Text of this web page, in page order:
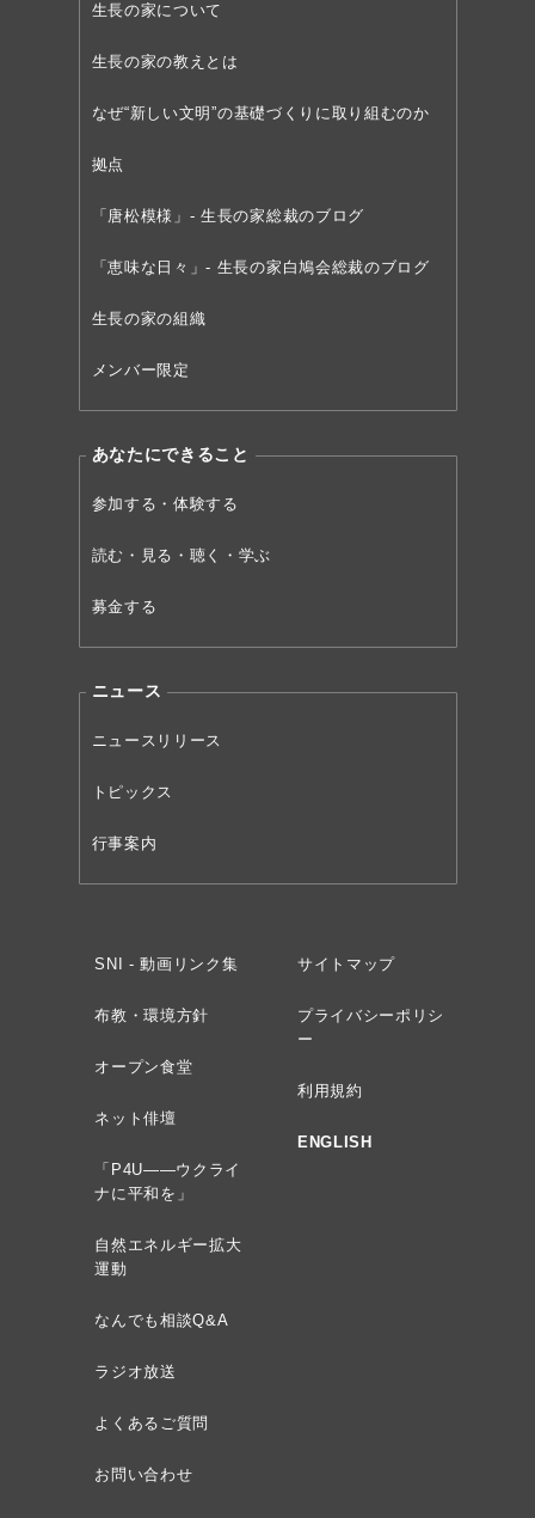
生長の家について
生長の家の教えとは
なぜ“新しい文明”の基礎づくりに取り組むのか
拠点
「唐松模様」- 生長の家総裁のブログ
「恵味な日々」- 生長の家白鳩会総裁のブログ
生長の家の組織
メンバー限定
あなたにできること
参加する・体験する
読む・見る・聴く・学ぶ
募金する
ニュース
ニュースリリース
トピックス
行事案内
SNI - 動画リンク集
布教・環境方針
オープン食堂
ネット俳壇
「P4U——ウクライ
ナに平和を」
自然エネルギー拡大
運動
なんでも相談Q&A
ラジオ放送
よくあるご質問
お問い合わせ
サイトマップ
プライバシーポリシ
ー
利用規約
ENGLISH